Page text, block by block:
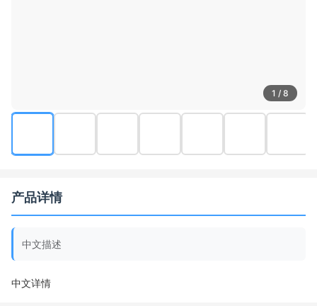
1 / 8
产品详情
中文描述
中文详情